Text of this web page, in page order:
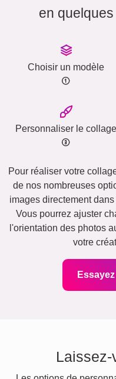
en
Choisir un modèle
Personnaliser le collage
Pour réaliser votre
de nos nombreuses
images directement
Vous pourrez ajuster
l'orientation des photos
votre
Laissez-